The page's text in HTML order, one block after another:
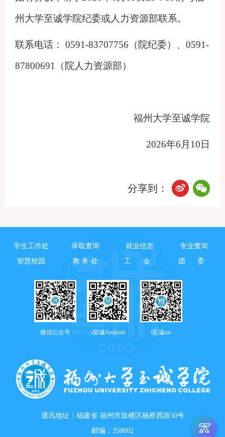
州大学至诚学院纪委或人力资源部联系。
联系电话： 0591-83707756（ 院纪委）、 0591-
87800691 （ 院人力资源部）
福州大学至诚学院
2026年6 月 10 日
分享到：
学生工作处 录取查询 就业信息
专业查询
智慧校园
教 务 处 工 会 团 委
微信公众号 i至诚Android i至诚ios
通讯地址：福建省·福州市鼓楼区杨桥西路50号
邮编：350002